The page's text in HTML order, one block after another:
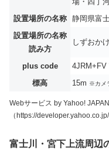
設置場所の名称
静岡県富
設置場所の名称
読み方
しずおか
plus code
4JRM+FV
標高
15m ※カメ
Webサービス by Yahoo! JAPAN
（https://developer.yahoo.co.jp/
富士川・宮下上流周辺